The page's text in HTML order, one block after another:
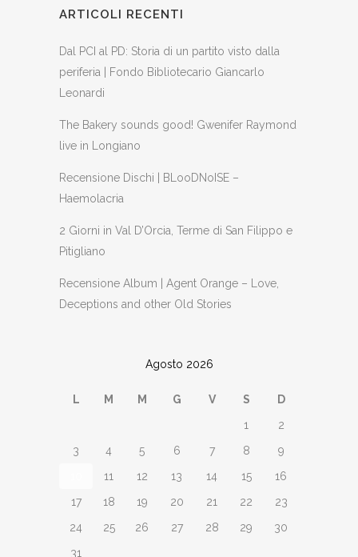
ARTICOLI RECENTI
Dal PCI al PD: Storia di un partito visto dalla
periferia | Fondo Bibliotecario Giancarlo
Leonardi
The Bakery sounds good! Gwenifer Raymond
live in Longiano
Recensione Dischi | BLooDNoISE –
Haemolacria
2 Giorni in Val D’Orcia, Terme di San Filippo e
Pitigliano
Recensione Album | Agent Orange – Love,
Deceptions and other Old Stories
Agosto 2026
L M M G V S
D
1
2
3
4 5 6 7 8
9
11 12 13 14 15
16
17
18 19 20 21 22
23
24
25 26 27 28 29
30
31